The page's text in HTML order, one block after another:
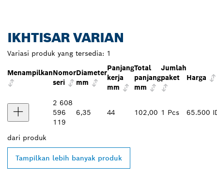
IKHTISAR VARIAN
Variasi produk yang tersedia: 1
MenampilkanNomor
seri
Diameter
mm
Panjang
kerja
mm
Total
panjang
mm
Jumlah
paket
Harga
2 608
596
119
6,35 44 102,00 1 Pcs 65.500
dari produk
Tampilkan lebih banyak produk